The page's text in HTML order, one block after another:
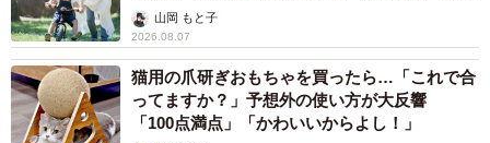
へんが…
山岡 もと子
2026.08.07
猫用の爪研ぎおもちゃを買ったら…「これで合
ってますか？」予想外の使い方が大反響
「100点満点」「かわいいからよし！」